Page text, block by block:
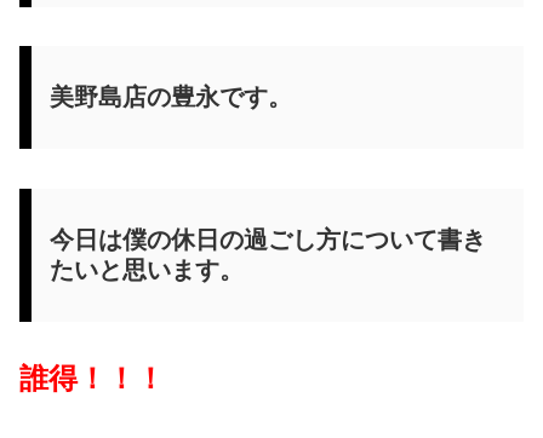
美野島店の豊永です。
今日は僕の休日の過ごし方について書き
たいと思います。
誰得！！！